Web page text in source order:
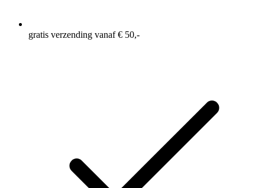
gratis verzending vanaf € 50,-